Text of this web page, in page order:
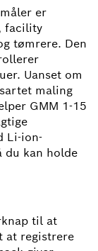
er
facility
tømrere. Den
Uanset om
maling
GMM 1-15
Li-ion-
du kan holde
til at
at registrere